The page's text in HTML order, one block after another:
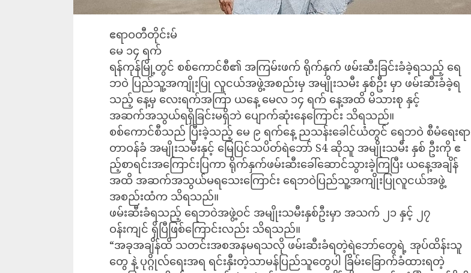
ဧရာဝတီတိုင်းမ်
မေ ၁၄ ရက်
ရန်ကုန်မြို့တွင် စစ်ကောင်စီ၏ အကြမ်းဖက် ရိုက်နှက် ဖမ်းဆီးခြင်းခံခဲ့ရသည့် ရေ
ဘဝဲ ပြည်သူ့အကျိုးပြု လူငယ်အဖွဲ့အစည်းမှ အမျိုးသမီး နှစ်ဦး မှာ ဖမ်းဆီးခံခဲ့ရ
သည့် နေ့မှ လေးရက်အကြာ ယနေ့ မေလ ၁၄ ရက် နေ့အထိ မိသားစု နှင့်
အဆက်အသွယ်ရရှိခြင်းမရှိဘဲ ပျောက်ဆုံးနေကြောင်း သိရသည်။
စစ်ကောင်စီသည် ပြီးခဲ့သည့် မေ ၉ ရက်နေ့ ညသန်းခေါင်ယံတွင် ရေဘဝဲ စီမံရေးရာ
တာဝန်ခံ အမျိုးသမီးနှင့် မြေပြင်သပိတ်ရဲဘော် S4 ဆိုသူ အမျိုးသမီး နှစ် ဦးကို ဧ
ည့်စာရင်းအကြောင်းပြကာ ရိုက်နှက်ဖမ်းဆီးခေါ်ဆောင်သွားခဲ့ကြပြီး ယနေ့အချိန်
အထိ အဆက်အသွယ်မရသေးကြောင်း ရေဘဝဲပြည်သူ့အကျိုးပြုလူငယ်အဖွဲ့
အစည်းထံက သိရသည်။
ဖမ်းဆီးခံရသည့် ရေဘဝဲအဖွဲ့ဝင် အမျိုးသမီးနှစ်ဦးမှာ အသက် ၂၁ နှင့် ၂၇
ဝန်းကျင် ရှိပြီဖြစ်ကြောင်းလည်း သိရသည်။
“အခုအချိန်ထိ သတင်းအစအနမရသလို ဖမ်းဆီးခံရတဲ့ရဲဘော်တွေရဲ့ အုပ်ထိန်းသူ
တွေ နဲ့ ပုဂ္ဂိုလ်ရေးအရ ရင်းနှီးတဲ့သာမန်ပြည်သူတွေပါ ခြိမ်းခြောက်ခံထားရတဲ့